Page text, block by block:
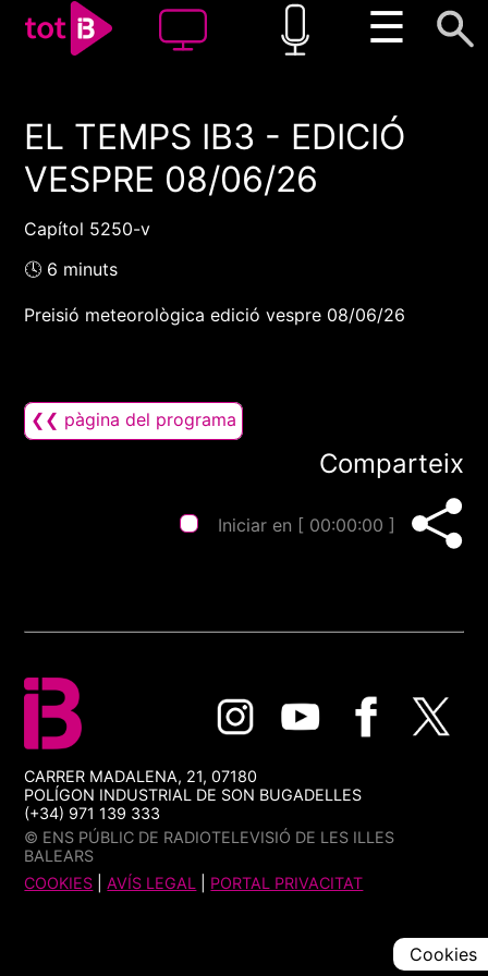
☰
00:00 00:00
1x
EL TEMPS IB3 - EDICIÓ
VESPRE 08/06/26
Capítol 5250-v
🕓 6 minuts
Preisió meteorològica edició vespre 08/06/26
❮❮ pàgina del programa
Comparteix
Iniciar en [ 00:00:00 ]
CARRER MADALENA, 21, 07180
POLÍGON INDUSTRIAL DE SON BUGADELLES
(+34) 971 139 333
© ENS PÚBLIC DE RADIOTELEVISIÓ DE LES ILLES
BALEARS
COOKIES |AVÍS LEGAL PORTAL PRIVACITAT
Cookies